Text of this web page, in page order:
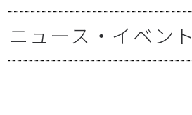
ニュース・イベント